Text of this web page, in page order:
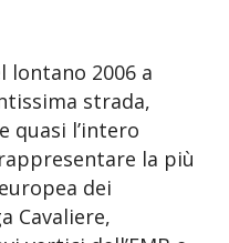
lontano 2006 a
strada,
quasi l’intero
la più
dei
Cavaliere,